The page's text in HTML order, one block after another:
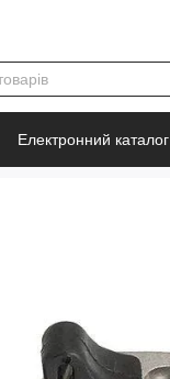
Електронний каталог